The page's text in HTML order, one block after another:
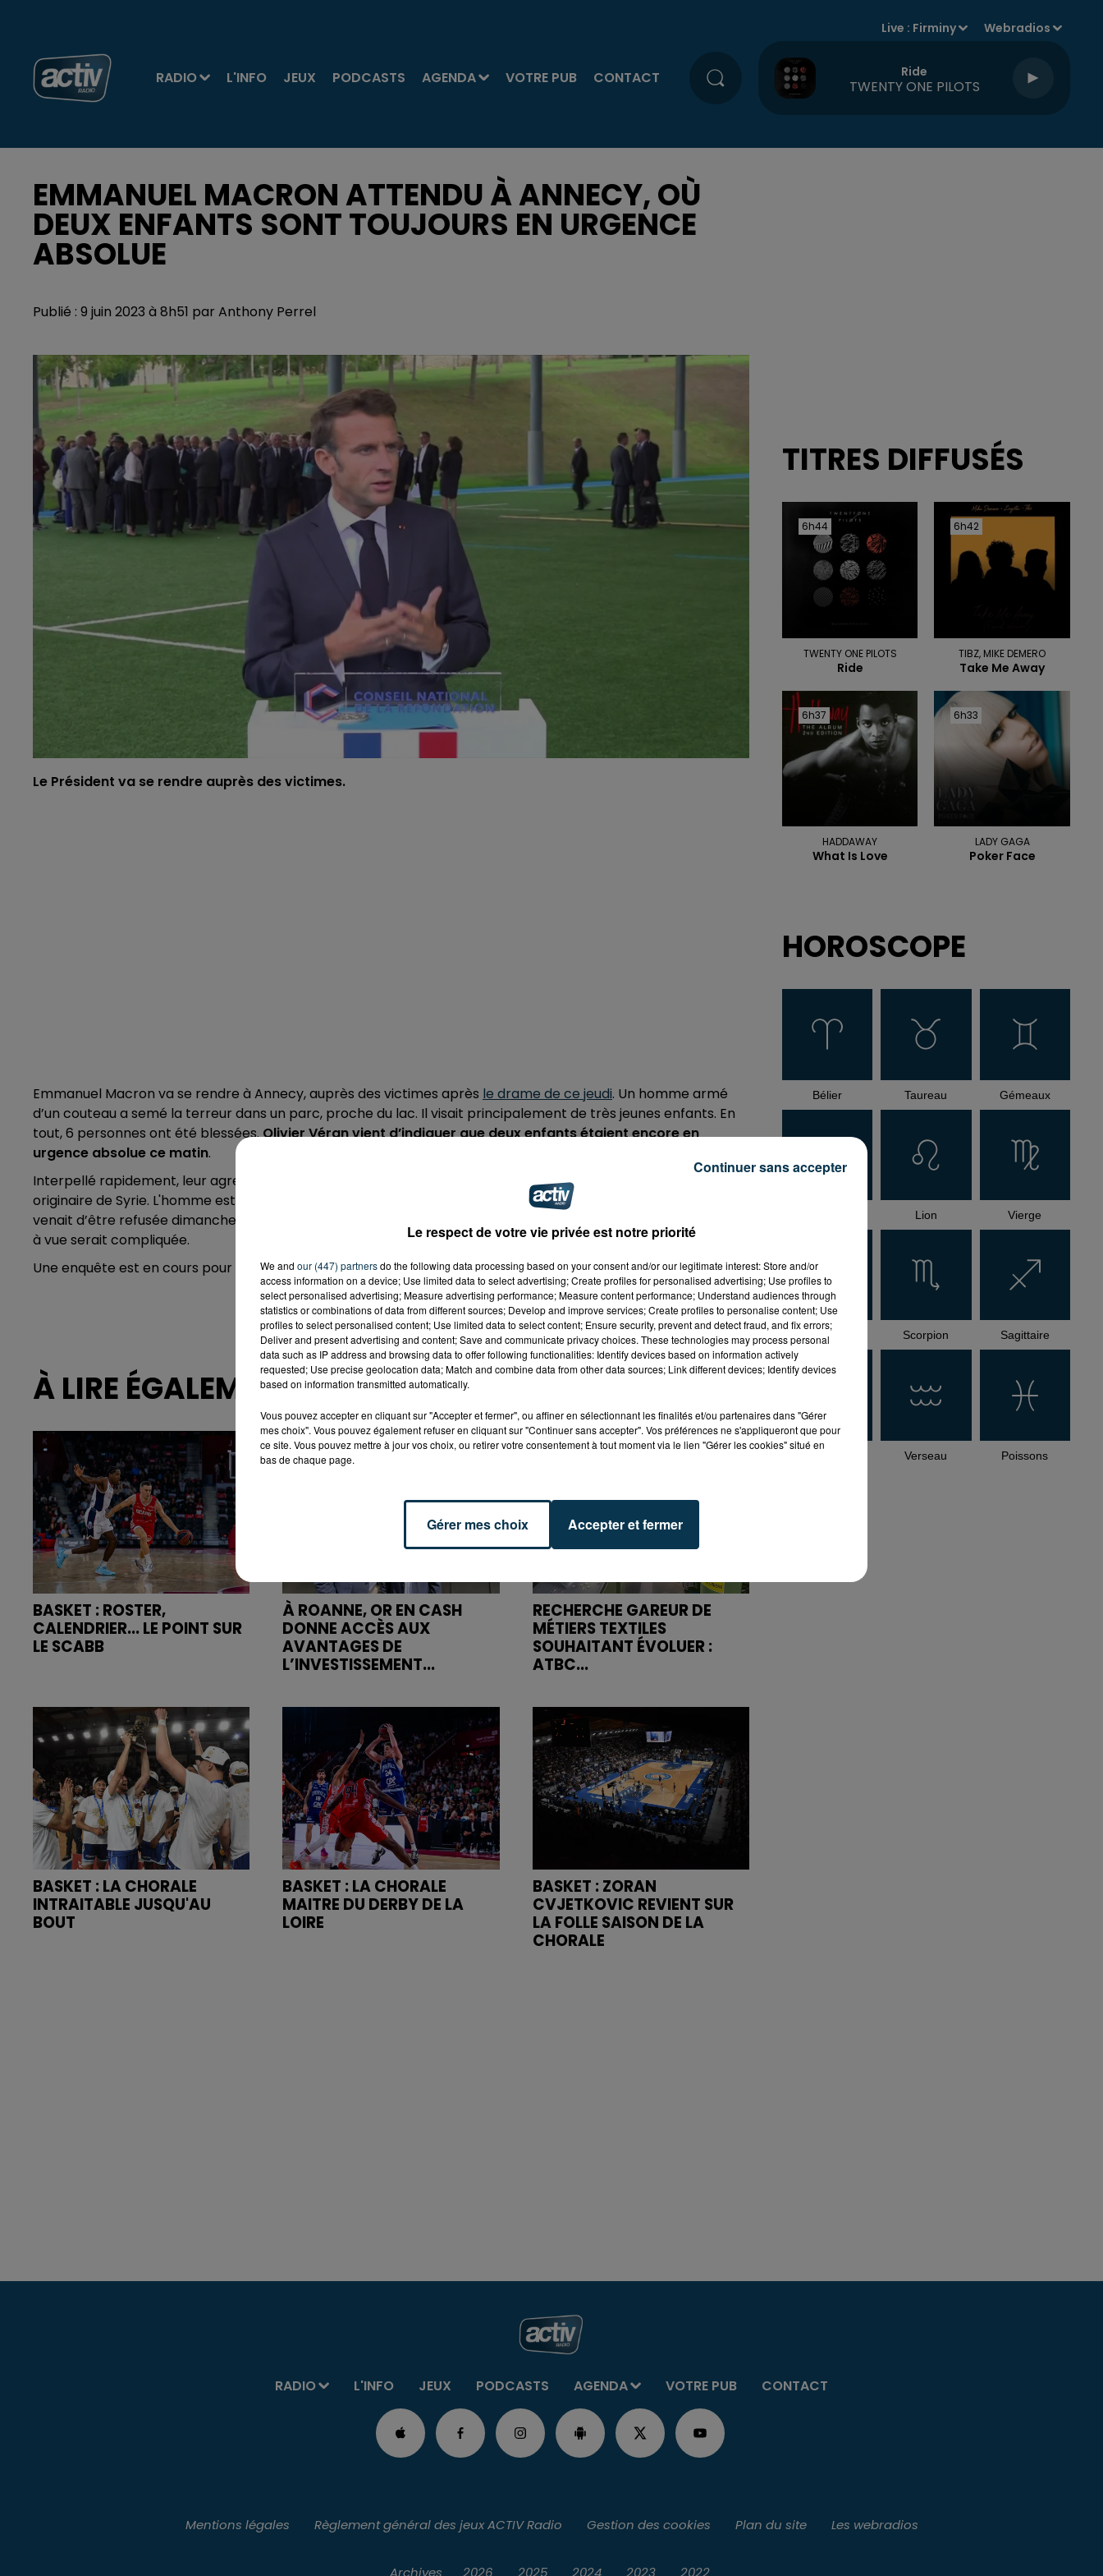
RADIO L'INFO JEUX PODCASTS AGENDA VOTRE PUB CONTACT
Live : Firminy Webradios
Ride
TWENTY ONE PILOTS
EMMANUEL MACRON ATTENDU À ANNECY, OÙ
DEUX ENFANTS SONT TOUJOURS EN URGENCE
ABSOLUE
Publié : 9 juin 2023 à 8h51 par Anthony Perrel
Le Président va se rendre auprès des victimes.
Emmanuel Macron va se rendre à Annecy, auprès des victimes après le drame de ce jeudi. Un homme armé
d’un couteau a semé la terreur dans un parc, proche du lac. Il visait principalement de très jeunes enfants. En
tout, 6 personnes ont été blessées.Olivier Véran vient d’indiquer que deux enfants étaient encore en
urgence absolue ce matin.
Interpellé rapidement, leur agresseur présumé est lui en train d’être interrogé. Il s’agit d’un trentenaire,
originaire de Syrie. L'homme est arrivé légalement en France fin 2022. Mais sa demande d’asile dans notre pays
venait d’être refusée dimanche dernier. Le trentenaire n’aurait pas d’antécédent psychiatrique, mais la garde
à vue serait compliquée.
Une enquête est en cours pour tentative d’assassinat.
À LIRE ÉGALEMENT
BASKET : ROSTER,
CALENDRIER... LE POINT SUR
LE SCABB
À ROANNE, OR EN CASH
DONNE ACCÈS AUX
AVANTAGES DE
L’INVESTISSEMENT...
RECHERCHE GAREUR DE
MÉTIERS TEXTILES
SOUHAITANT ÉVOLUER :
ATBC...
BASKET : LA CHORALE
INTRAITABLE JUSQU'AU
BOUT
BASKET : LA CHORALE
MAITRE DU DERBY DE LA
LOIRE
BASKET : ZORAN
CVJETKOVIC REVIENT SUR
LA FOLLE SAISON DE LA
CHORALE
TITRES DIFFUSÉS
6h44
6h44
TWENTY ONE PILOTS
Ride
6h42
6h42
TIBZ, MIKE DEMERO
Take Me Away
6h37
6h37
HADDAWAY
What Is Love
6h33
6h33
LADY GAGA
Poker Face
HOROSCOPE
Bélier Taureau Gémeaux
Lion Vierge
Balance Scorpion Sagittaire
Verseau Poissons
RADIO L'INFO JEUX PODCASTS AGENDA VOTRE PUB CONTACT
Mentions légales Règlement général des jeux ACTIV Radio Gestion des cookies Plan du site Les webradios
Archives 2026 2025 2024 2023 2022
Le respect de votre vie privée est notre priorité
We and our (447) partnersdo the following data processing based on your consent and/or our legitimate interest: Store and/or
access information on a device; Use limited data to select advertising; Create profiles for personalised advertising; Use profiles to
select personalised advertising; Measure advertising performance; Measure content performance; Understand audiences through
statistics or combinations of data from different sources; Develop and improve services; Create profiles to personalise content; Use
profiles to select personalised content; Use limited data to select content; Ensure security, prevent and detect fraud, and fix errors;
Deliver and present advertising and content; Save and communicate privacy choices. These technologies may process personal
data such as IP address and browsing data to offer following functionalities: Identify devices based on information actively
requested; Use precise geolocation data; Match and combine data from other data sources; Link different devices; Identify devices
based on information transmitted automatically.
Vous pouvez accepter en cliquant sur "Accepter et fermer", ou affiner en sélectionnant les finalités et/ou partenaires dans "Gérer
mes choix". Vous pouvez également refuser en cliquant sur "Continuer sans accepter". Vos préférences ne s'appliqueront que pour
ce site. Vous pouvez mettre à jour vos choix, ou retirer votre consentement à tout moment via le lien "Gérer les cookies" situé en
bas de chaque page.
Gérer mes choix Accepter et fermer
Continuer sans accepter